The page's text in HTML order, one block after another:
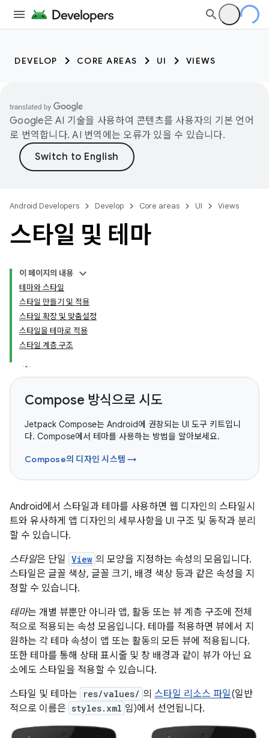
DEVELOP CORE AREAS UI VIEWS
Google은 AI 기술을 사용하여 콘텐츠를 사용자의 기본 언어
로 번역합니다. AI 번역에는 오류가 있을 수 있습니다.
Android Developers Develop Core areas UI Views
스타일 및 테마
이 페이지의 내용
테마와 스타일
스타일 만들기 및 적용
스타일 확장 및 맞춤설정
스타일을 테마로 적용
스타일 계층 구조
Compose 방식으로 시도
Jetpack Compose는 Android에 권장되는 UI 도구 키트입니
다. Compose에서 테마를 사용하는 방법을 알아보세요.
Compose의 디자인 시스템 →
Android에서 스타일과 테마를 사용하면 웹 디자인의 스타일시
트와 유사하게 앱 디자인의 세부사항을 UI 구조 및 동작과 분리
할 수 있습니다.
스타일은 단일 View 의 모양을 지정하는 속성의 모음입니다.
스타일은 글꼴 색상, 글꼴 크기, 배경 색상 등과 같은 속성을 지
정할 수 있습니다.
테마는 개별 뷰뿐만 아니라 앱, 활동 또는 뷰 계층 구조에 전체
적으로 적용되는 속성 모음입니다. 테마를 적용하면 뷰에서 지
원하는 각 테마 속성이 앱 또는 활동의 모든 뷰에 적용됩니다.
또한 테마를 통해 상태 표시줄 및 창 배경과 같이 뷰가 아닌 요
소에도 스타일을 적용할 수 있습니다.
스타일 및 테마는
res/values/ 의 스타일 리소스 파일(일반
적으로 이름은 styles.xml 임)에서 선언됩니다.